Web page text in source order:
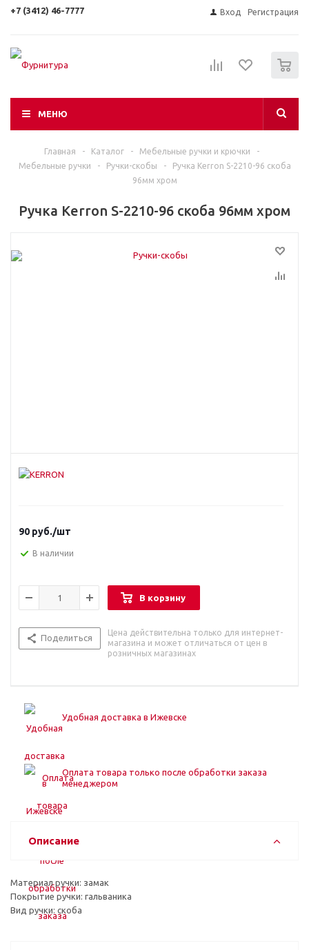
+7 (3412) 46-7777 Вход Регистрация
МЕНЮ
Главная - Каталог - Мебельные ручки и крючки
-
Мебельные ручки
- Ручки-скобы -
Ручка Kerron S-2210-96 скоба
96мм хром
Ручка Kerron S-2210-96 скоба 96мм хром
90 руб./шт
В наличии
В корзину
Поделиться
Цена действительна только для интернет-
магазина и может отличаться от цен в
розничных магазинах
Удобная доставка в Ижевске
Оплата товара только после обработки заказа
менеджером
Описание
Материал ручки: замак
Покрытие ручки: гальваника
Вид ручки: скоба